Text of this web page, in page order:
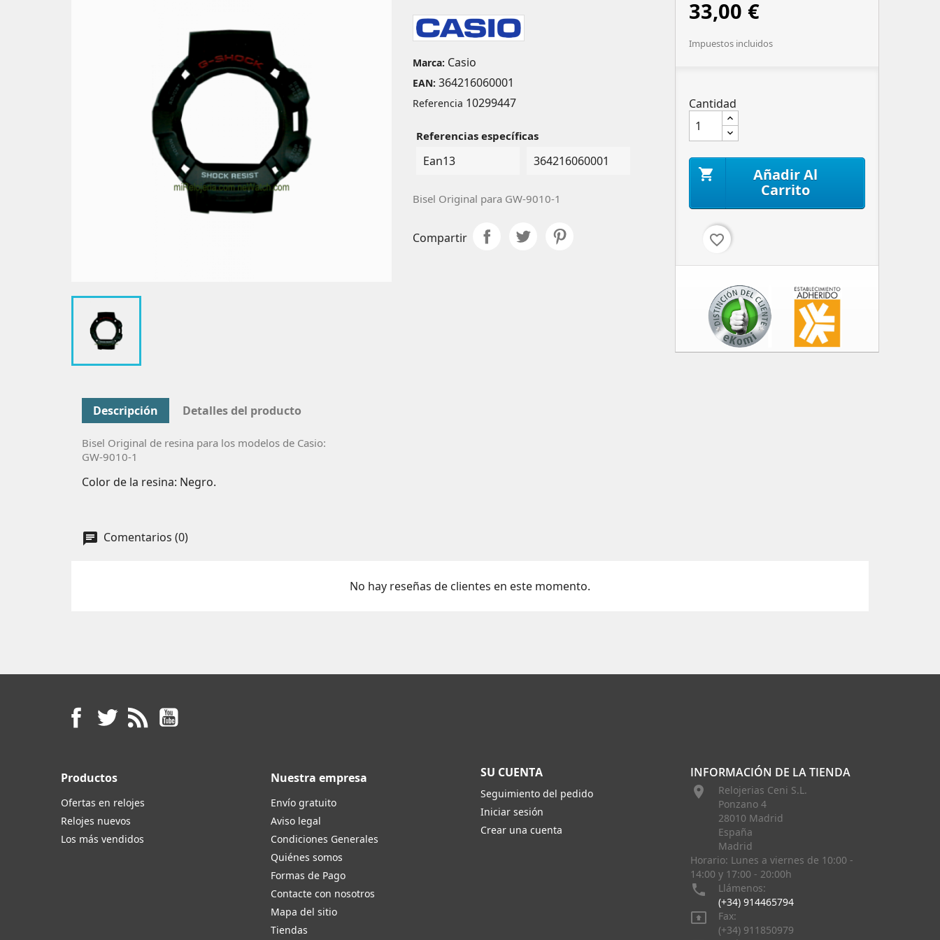
Marca: Casio
EAN: 364216060001
Referencia 10299447
Referencias específicas
Ean13 364216060001
Bisel Original para GW-9010-1
Compartir
33,00 €
Impuestos incluidos
Cantidad

Añadir Al
Carrito
favorite_border
Descripción Detalles del producto
Bisel Original de resina para los modelos de Casio:
GW-9010-1
Color de la resina: Negro.
Comentarios (0)
No hay reseñas de clientes en este momento.
Facebook
Twitter Rss
Productos
Ofertas en relojes
Relojes nuevos
Los más vendidos
Nuestra empresa
Envío gratuito
Aviso legal
Condiciones Generales
Quiénes somos
Formas de Pago
Contacte con nosotros
Mapa del sitio
Tiendas
SU CUENTA
Seguimiento del pedido
Iniciar sesión
Crear una cuenta
INFORMACIÓN DE LA TIENDA

Relojerias Ceni S.L.
Ponzano 4
28010 Madrid
España
Madrid
Horario: Lunes a viernes de 10:00 -
14:00 y 17:00 - 20:00h

Llámenos:
(+34) 914465794

Fax:
(+34) 911850979